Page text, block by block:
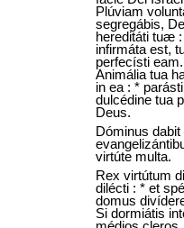
Plúviam
segregábis,
hereditáti tuæ
infirmáta est,
perfecísti eam.
Animália tua
in ea : *
dulcédine tua
Deus.
Dóminus dabit
virtúte multa.
Rex virtútum
dilécti : * et
domus
Si dormiátis